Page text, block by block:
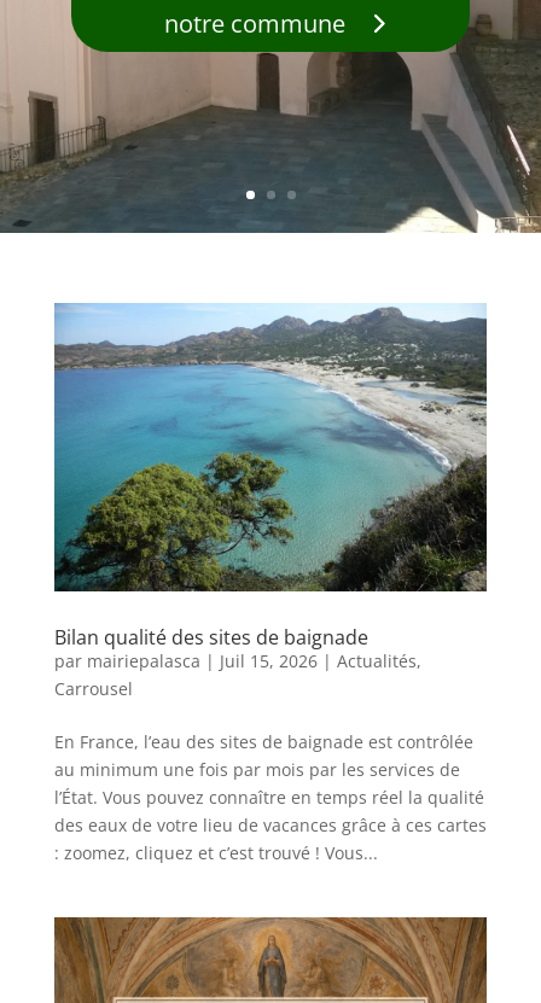
notre commune
Bilan qualité des sites de baignade
par mairiepalasca | Juil 15, 2026| Actualités,
Carrousel
En France, l’eau des sites de baignade est contrôlée
au minimum une fois par mois par les services de
l’État. Vous pouvez connaître en temps réel la qualité
des eaux de votre lieu de vacances grâce à ces cartes
: zoomez, cliquez et c’est trouvé ! Vous...